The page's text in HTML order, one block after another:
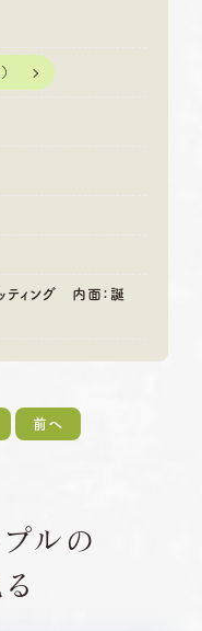
ティング 内面：誕
前へ
ルの